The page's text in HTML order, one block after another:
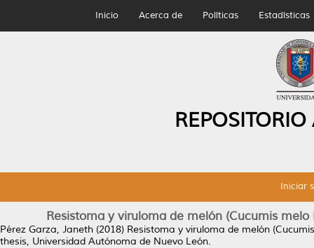
Inicio Acerca de Políticas Estadísticas
Iniciar
Resistoma y viruloma de melón (Cucumis
Pérez Garza, Janeth (2018) Resistoma y viruloma de melón
thesis, Universidad Autónoma de Nuevo León.